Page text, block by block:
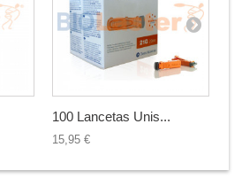
100 Lancetas Unis...
15,95 €